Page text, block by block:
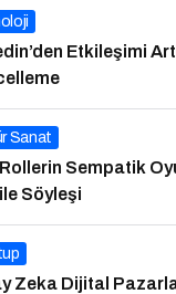
Etkileşimi
Sanat
Sempatik
Söyleşi
Zeka Dijital